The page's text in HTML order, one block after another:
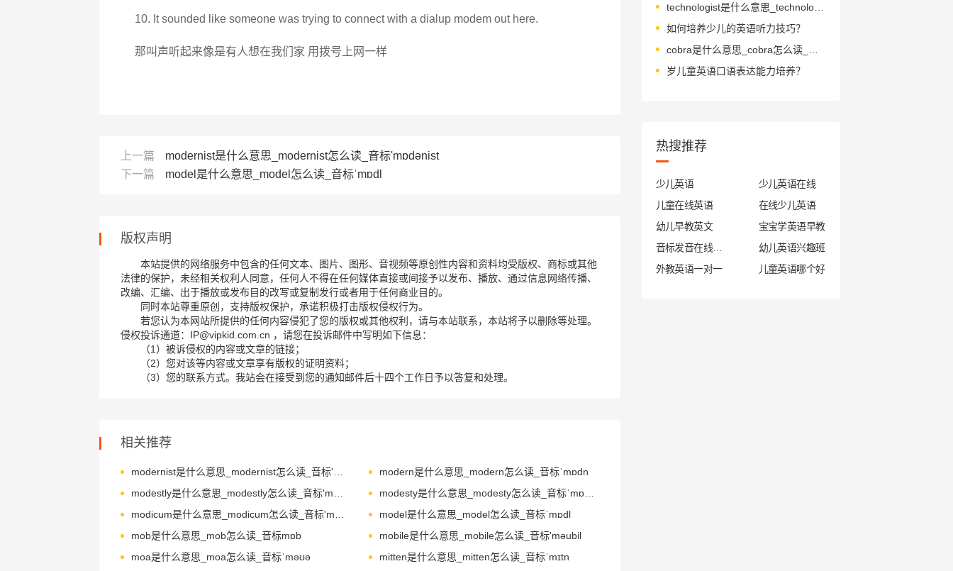
10. It sounded like someone was trying to connect with a dialup modem out here.
那叫声听起来像是有人想在我们家 用拨号上网一样
上一篇
modernist是什么意思_modernist怎么读_音标'mɒdәnist
下一篇
model是什么意思_model怎么读_音标ˈmɒdl
版权声明
本站提供的网络服务中包含的任何文本、图片、图形、音视频等原创性内容和资料均受版权、商标或其他
法律的保护，未经相关权利人同意，任何人不得在任何媒体直接或间接予以发布、播放、通过信息网络传播、
改编、汇编、出于播放或发布目的改写或复制发行或者用于任何商业目的。
同时本站尊重原创，支持版权保护，承诺积极打击版权侵权行为。
若您认为本网站所提供的任何内容侵犯了您的版权或其他权利，请与本站联系，本站将予以删除等处理。
侵权投诉通道：IP@vipkid.com.cn ，请您在投诉邮件中写明如下信息：
（1）被诉侵权的内容或文章的链接；
（2）您对该等内容或文章享有版权的证明资料；
（3）您的联系方式。我站会在接受到您的通知邮件后十四个工作日予以答复和处理。
相关推荐
modern是什么意思_modern怎么读_音标ˈmɒdn
modesty是什么意思_modesty怎么读_音标ˈmɒdəstɪ
model是什么意思_model怎么读_音标ˈmɒdl
mob是什么意思_mob怎么读_音标mɒb
mobile是什么意思_mobile怎么读_音标'mәubil
moa是什么意思_moa怎么读_音标ˈməʊə
mitten是什么意思_mitten怎么读_音标ˈmɪtn
technologist是什么意思_technologist怎么读_音标tekˈnɒlədʒɪst
如何培养少儿的英语听力技巧？
岁儿童英语口语表达能力培养？
热搜推荐
少儿英语
少儿英语在线
儿童在线英语
在线少儿英语
幼儿早教英文
宝宝学英语早教
幼儿英语兴趣班
外教英语一对一
儿童英语哪个好